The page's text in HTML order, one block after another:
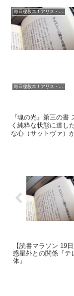
毎日秘教本！アリス・ベイリー読書マラソン
『魂の光』第三の書
く純粋な状態に達し
な心（サットヴァ）
【読書マラソン 19
惑星外との関係『テ
体』